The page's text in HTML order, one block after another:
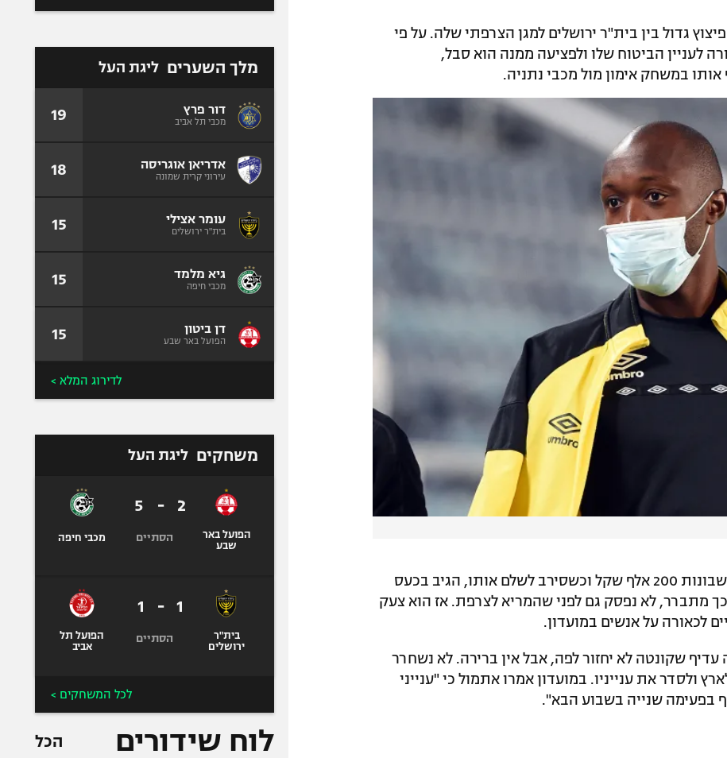
גדול בין בית"ר ירושלים למגן הצרפתי שלה. על פי
לעניין הביטוח שלו ולפציעה ממנה הוא סבל,
במשחק אימון מול מכבי נתניה.
מאוחר יותר התברר כי השחקן קיבל לחשבונות 200 אלף שקל וכשסירב לשלם אותו, הגיב בכעס
כך מתברר, לא נפסק גם לפני שהמריא לצרפת. אז הוא צעק
לכאורה על אנשים במועדון.
שקונטה לא יחזור לפה, אבל אין ברירה. לא נשחרר
ולסדר את ענייניו. במועדון אמרו אתמול כי "ענייני
בפעימה שנייה בשבוע הבא".
מלך השערים ליגת העל
דור פרץ
מכבי תל אביב 19
אדריאן אוגריסה
עירוני קרית שמונה 18
עומר אצילי
בית"ר ירושלים 15
גיא מלמד
מכבי חיפה 15
דן ביטון
הפועל באר שבע 15
לדירוג המלא >
משחקים ליגת העל
הפועל באר
שבע
2
-
5
הסתיים מכבי חיפה
בית"ר
ירושלים
1
-
1
הסתיים
הפועל תל
אביב
לכל המשחקים >
לוח שידורים הכל